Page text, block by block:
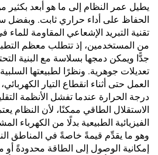
يطيل عمر النظام إلى ما هو أبعد بكثير
الحفاظ على أداء حراري ثابت. وبفضل
تقنية التبريد الإشعاعي المقاومة
من المستخدمين، إذ تتطلب معظم
جدًّا ويمكن دمجها بسلاسة مع البنية
تعديلات جوهرية. ونظرًا لطبيعتها
العمل حتى أثناء انقطاع التيار
درجة الحرارة عندما تفشل الأنظمة
الاستقلال الطاقي ممكنًا، لأن النظام
الفيزيائية الطبيعية بدلًا من الكهرباء
وهو ما يقدِّم قيمةً خاصةً في المناطق
إمكانية الوصول إلى الطاقة محدودةً أو